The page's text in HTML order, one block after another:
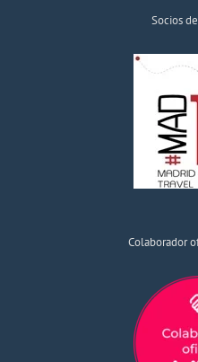
Socios
Colaborador